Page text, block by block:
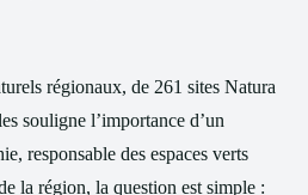
régionaux, de 261 sites Natura
souligne l’importance d’un
responsable des espaces verts
la région, la question est simple :